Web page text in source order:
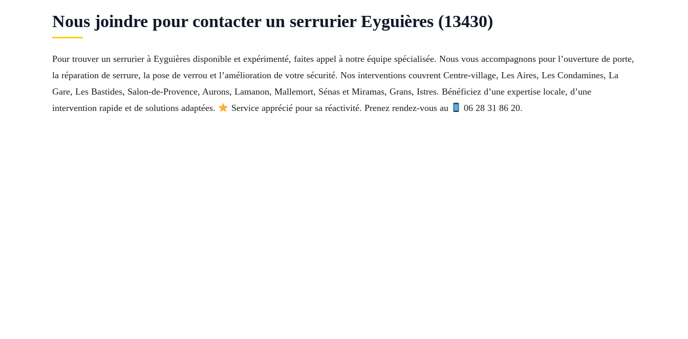
Nous joindre pour contacter un serrurier Eyguières (13430)
Pour trouver un serrurier à Eyguières disponible et expérimenté, faites appel à notre équipe spécialisée. Nous vous accompagnons pour l’ouverture de porte,
la réparation de serrure, la pose de verrou et l’amélioration de votre sécurité. Nos interventions couvrent Centre-village, Les Aires, Les Condamines, La
Gare, Les Bastides, Salon-de-Provence, Aurons, Lamanon, Mallemort, Sénas et Miramas, Grans, Istres. Bénéficiez d’une expertise locale, d’une
intervention rapide et de solutions adaptées.
Service apprécié pour sa réactivité. Prenez rendez-vous au 06 28 31 86 20.